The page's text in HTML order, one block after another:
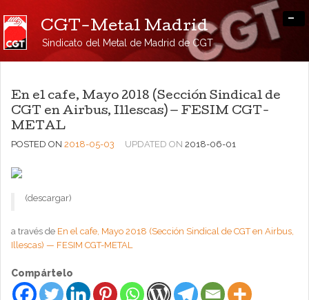
CGT-Metal Madrid
Sindicato del Metal de Madrid de CGT
-
En el cafe, Mayo 2018 (Sección Sindical de
CGT en Airbus, Illescas) — FESIM CGT-
METAL
POSTED ON 2018-05-03 UPDATED ON 2018-06-01
(descargar)
a través de En el cafe, Mayo 2018 (Sección Sindical de CGT en Airbus,
Illescas) — FESIM CGT-METAL
Compártelo